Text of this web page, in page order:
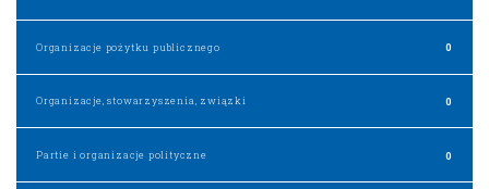
Organizacje pożytku publicznego 0
Organizacje, stowarzyszenia, związki 0
Partie i organizacje polityczne 0